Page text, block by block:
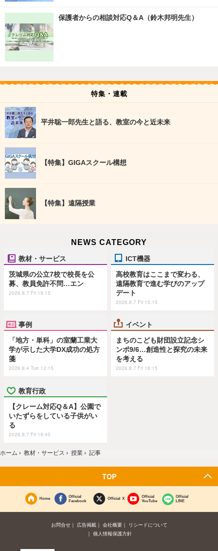
保護者からの相談対応Q＆A（鈴木邦明先生）
特集・連載
平井聡一郎先生と語る、教室の今と近未来
【特集】GIGAスクール構想
【特集】遠隔授業
NEWS CATEGORY
教材・サービス
茨城県の公立7校で校長を公
募、教員免許不問…エン
2026.8.7 Fri 19:15
ICT機器
高校教育はここまで変わる、
遠隔教育で進む学びのアップ
デート
2026.8.7 Fri 15:15
事例
「地方・単科」の室蘭工業大
学が示した大学DX成功の処方
箋
2026.8.4 Tue 12:15
イベント
まちのこども財団設立記念シ
ンポ9/6…創造性と探究の未来
を考える
2026.8.7 Fri 16:15
教育行政
【クレーム対応Q＆A】公園で
いたずらをしている子供がい
る
2026.8.7 Fri 19:45
ホーム › 教材・サービス › 授業 › 記事
TOP
Home
Official
Facebook
Official X
Official
YouTube
Official
LINE
お問合せ 広告掲載 会社概要
リシードについて
個人情報保護方針